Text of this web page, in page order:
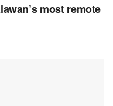
most remote